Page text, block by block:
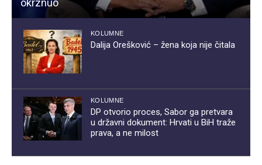
okrznuo
KOLUMNE
Dalija Orešković – žena koja nije čitala
KOLUMNE
DP otvorio proces, Sabor ga pretvara
u državni dokument: Hrvati u BiH traže
prava, a ne milost